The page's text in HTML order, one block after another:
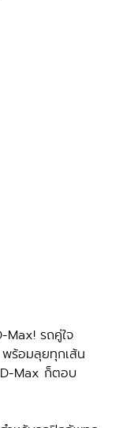
Max! รถคู่ใจ
ร้อมลุยทุกเส้น
D-Max ก็ตอบ